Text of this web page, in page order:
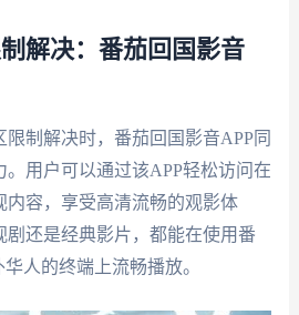
解决：番茄回国影音
制解决时，番茄回国影音APP同
用户可以通过该APP轻松访问在
内容，享受高清流畅的观影体
剧还是经典影片，都能在使用番
人的终端上流畅播放。